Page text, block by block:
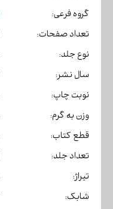
گروه فرعی:
تعداد صفحات:
نوع جلد:
سال نشر:
نوبت چاپ:
وزن به گرم:
قطع کتاب:
تعداد جلد:
تیراژ:
شابک: